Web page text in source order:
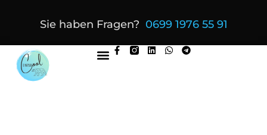
Sie haben Fragen? 0699 1976 55 91